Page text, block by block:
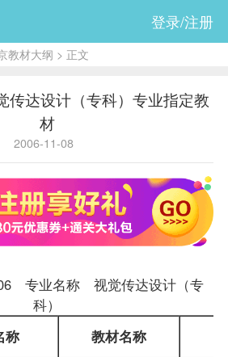
登录/注册
教材大纲 > 正文
传达设计（专科）专业指定教
材
2006-11-08
专业名称 视觉传达设计（专
科）
称 教材名称